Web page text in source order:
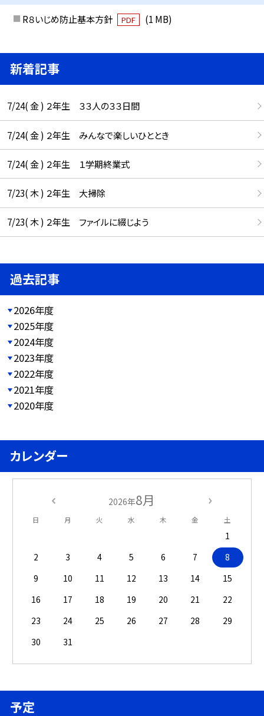
R８いじめ防止基本方針 PDF (1 MB)
新着記事
7/24( 金 ) ２年生 ３３人の３３日間
7/24( 金 ) ２年生 みんなで楽しいひととき
7/24( 金 ) ２年生 １学期終業式
7/23( 木 ) ２年生 大掃除
7/23( 木 ) ２年生 ファイルに綴じよう
過去記事
2026年度
2025年度
2024年度
2023年度
2022年度
2021年度
2020年度
カレンダー
2026年8月
日 月 火 水 木 金 土
1
2
3 4 5 6 7
8
9
10 11 12 13 14
15
16
17 18 19 20 21
22
23
24 25 26 27 28
29
30
31
予定